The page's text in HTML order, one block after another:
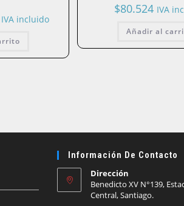
El
IVA incluido
$80.524 IVA
Añadir al
Información De Contacto
Dirección
Benedicto XV N°139,
Central, Santiago.